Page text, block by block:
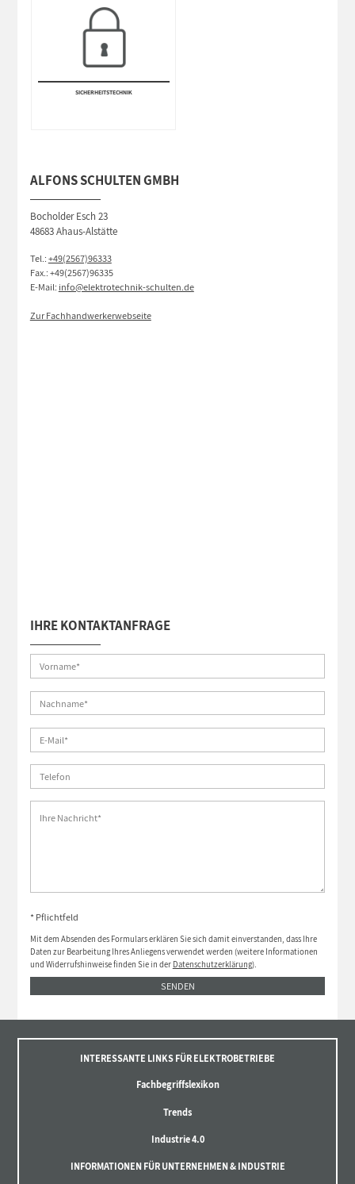
SICHERHEITS­TECHNIK
ALFONS SCHULTEN GMBH
Bocholder Esch 23
48683 Ahaus-Alstätte
Tel.:+49(2567)96333
Fax.: +49(2567)96335
E-Mail: info@elektrotechnik-schulten.de
Zur Fachhandwerkerwebseite
IHRE KONTAKTANFRAGE
* Pflichtfeld
Mit dem Absenden des Formulars erklären Sie sich damit einverstanden, dass Ihre
Daten zur Bearbeitung Ihres Anliegens verwendet werden (weitere Informationen
und Widerrufshinweise finden Sie in der Datenschutzerklärung).
SENDEN
INTERESSANTE LINKS FÜR ELEKTROBETRIEBE
Fachbegriffslexikon
Trends
Industrie 4.0
INFORMATIONEN FÜR UNTERNEHMEN & INDUSTRIE